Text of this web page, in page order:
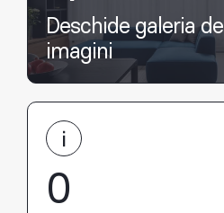
Deschide galeria de
imagini
0